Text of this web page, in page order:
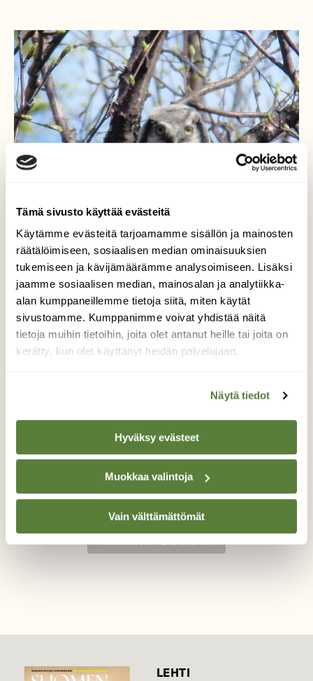
Tämä sivusto käyttää evästeitä
Käytämme evästeitä tarjoamamme sisällön ja mainosten
räätälöimiseen, sosiaalisen median ominaisuuksien
tukemiseen ja kävijämäärämme analysoimiseen. Lisäksi
jaamme sosiaalisen median, mainosalan ja analytiikka-
alan kumppaneillemme tietoja siitä, miten käytät
sivustoamme. Kumppanimme voivat yhdistää näitä
tietoja muihin tietoihin, joita olet antanut heille tai joita on
kerätty, kun olet käyttänyt heidän palvelujaan.
Näytä tiedot
Hyväksy evästeet
Muokkaa valintoja
Vain välttämättömät
Maailmalle lähdössä !
Hiiripöllön poikanen , ensimmäistä päivää
pesäkolon ulkopuolella !
Valokuvaaja: Eeva Utriainen, Luosto 29.05. 2015
LEHTI